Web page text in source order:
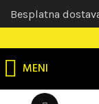
MENI
Besplatna